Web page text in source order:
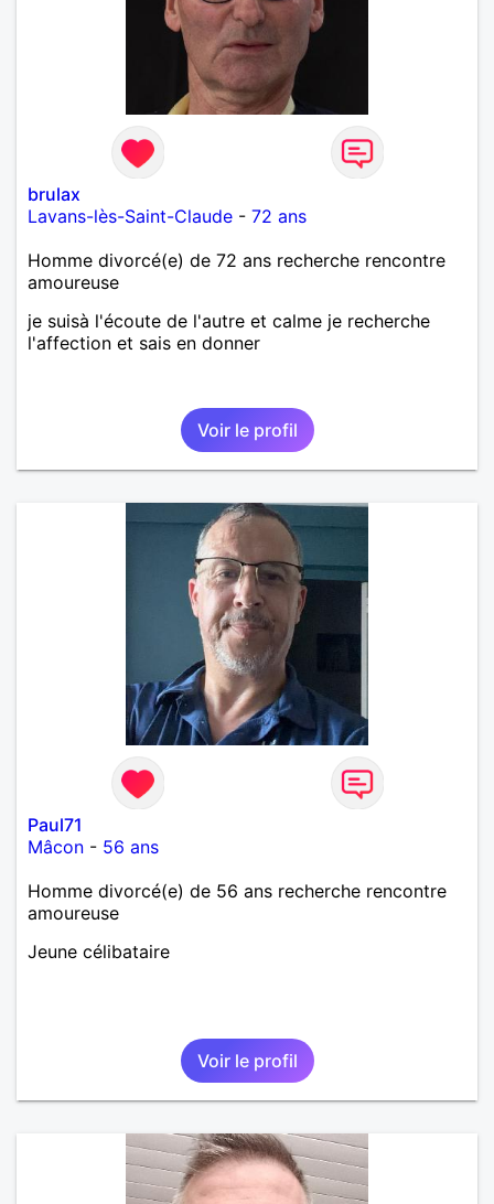
brulax
Lavans-lès-Saint-Claude - 72 ans
Homme divorcé(e) de 72 ans recherche rencontre
amoureuse
je suisà l'écoute de l'autre et calme je recherche
l'affection et sais en donner
Voir le profil
Paul71
Mâcon - 56 ans
Homme divorcé(e) de 56 ans recherche rencontre
amoureuse
Jeune célibataire
Voir le profil